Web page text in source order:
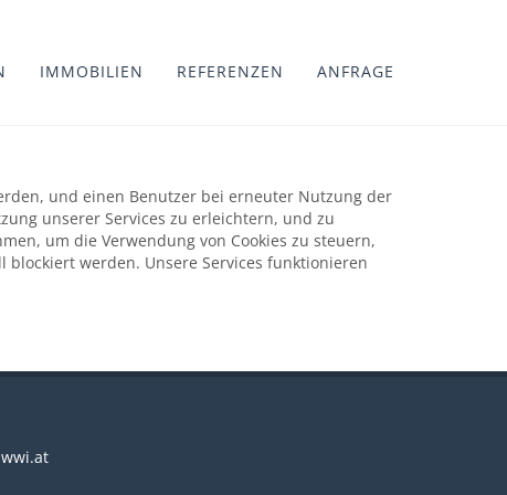
IMMOBILIEN REFERENZEN ANFRAGE
und einen Benutzer bei erneuter Nutzung der
unserer Services zu erleichtern, und zu
um die Verwendung von Cookies zu steuern,
blockiert werden. Unsere Services funktionieren